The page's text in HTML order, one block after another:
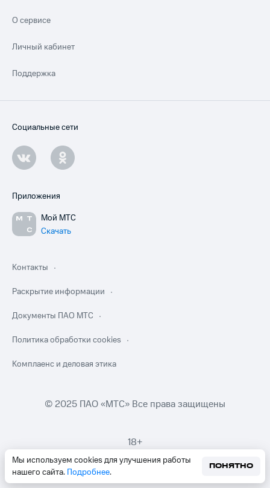
Мы используем cookies для улучшения работы
нашего сайта. Подробнее.
ПОНЯТНО
О сервисе
Личный кабинет
Поддержка
Социальные сети
Приложения
Мой МТС
Скачать
Контакты
Раскрытие информации
Документы ПАО МТС
Политика обработки cookies
Комплаенс и деловая этика
© 2025 ПАО «МТС» Все права защищены
18+